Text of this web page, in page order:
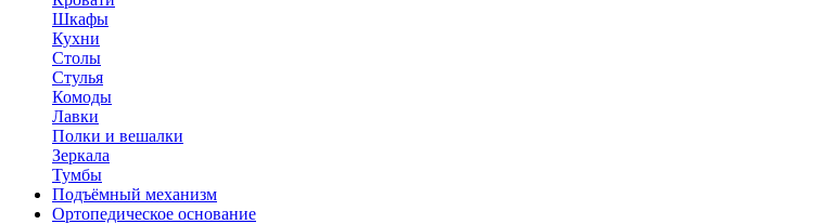
Шкафы
Кухни
Столы
Стулья
Комоды
Лавки
Полки и вешалки
Зеркала
Тумбы
Подъёмный механизм
Ортопедическое основание